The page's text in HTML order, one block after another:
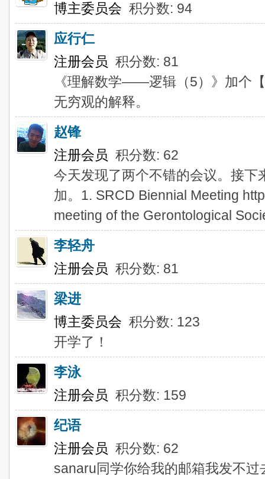
博主委员会 积分数: 94
应行仁
注册会员 积分数: 81
《理解数学——逻辑（5）》加个
无穷观的解释。
赵锋
注册会员 积分数: 62
今天发现了两个不错的会议。接下
加。1. SRCD Biennial Meeting
meeting of the Gerontological
李轻舟
注册会员 积分数: 81
梁进
博主委员会 积分数: 123
开学了！
李泳
注册会员 积分数: 159
纪语
注册会员 积分数: 62
sanaru同学你给我的邮箱我发不过